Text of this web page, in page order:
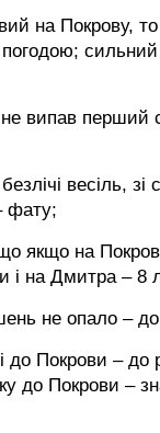
на Покрову,
сильний
випав перший
весіль, зі
фату;
якщо на
і на Дмитра – 8
не опало –
до Покрови – до
до Покрови –